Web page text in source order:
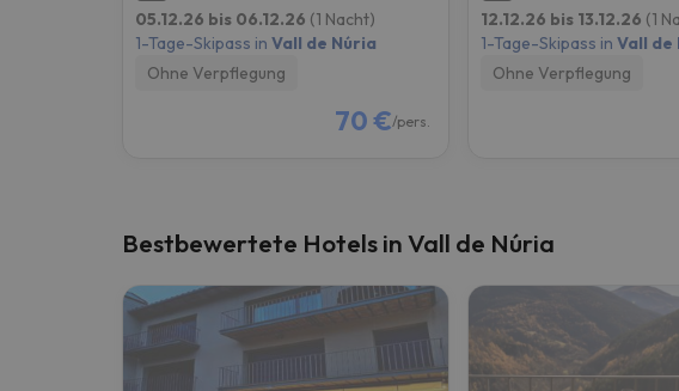
05.12.26 bis 06.12.26 (1 Nacht)
1-Tage-Skipass in Vall de Núria
Ohne Verpflegung
70 €/pers.
12.12.26 bis 13.12.26 (1
1-Tage-Skipass in Vall de
Ohne Verpflegung
Bestbewertete Hotels in Vall de Núria